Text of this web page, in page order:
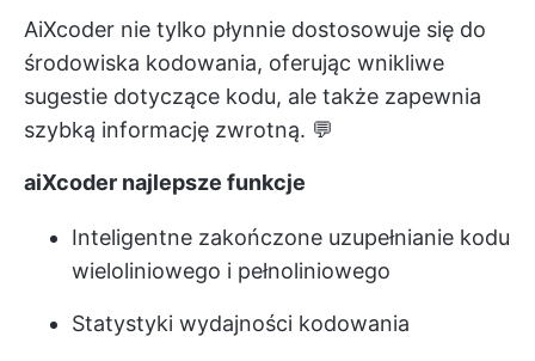
AiXcoder nie tylko płynnie dostosowuje się do
środowiska kodowania, oferując wnikliwe
sugestie dotyczące kodu, ale także zapewnia
szybką informację zwrotną. 💬
aiXcoder najlepsze funkcje
Inteligentne zakończone uzupełnianie kodu
wieloliniowego i pełnoliniowego
Statystyki wydajności kodowania